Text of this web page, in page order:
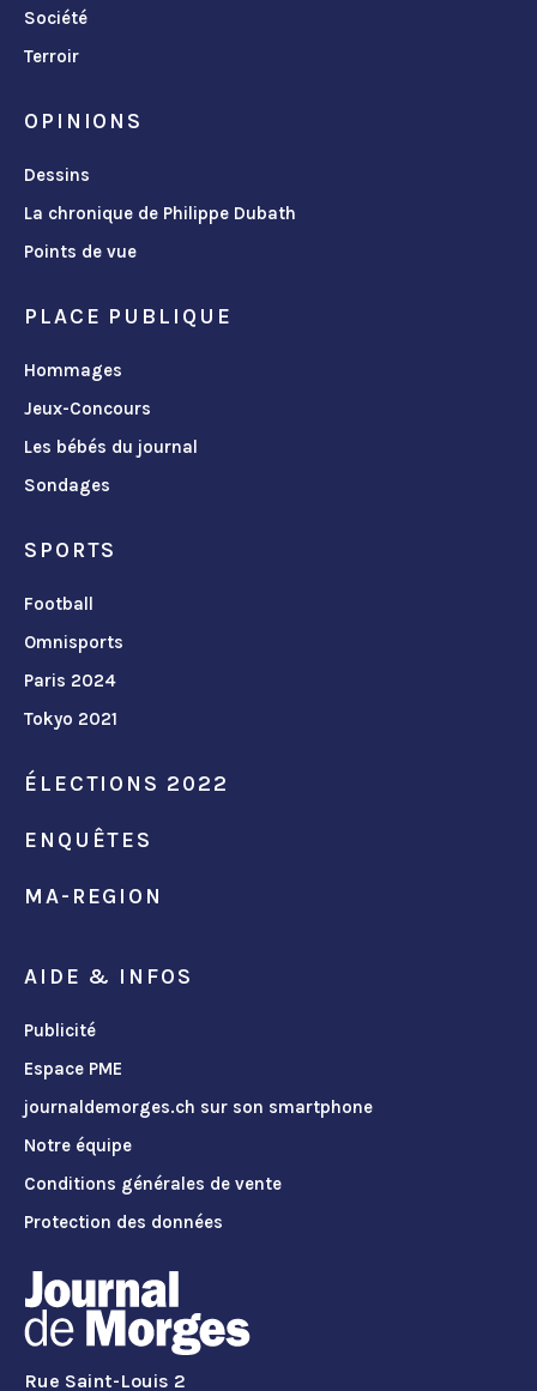
Société
Terroir
OPINIONS
Dessins
La chronique de Philippe Dubath
Points de vue
PLACE PUBLIQUE
Hommages
Jeux-Concours
Les bébés du journal
Sondages
SPORTS
Football
Omnisports
Paris 2024
Tokyo 2021
ÉLECTIONS 2022
ENQUÊTES
MA-REGION
AIDE & INFOS
Publicité
Espace PME
journaldemorges.ch sur son smartphone
Notre équipe
Conditions générales de vente
Protection des données
Rue Saint-Louis 2